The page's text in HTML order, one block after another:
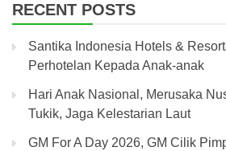
RECENT POSTS
Santika Indonesia Hotels &
Perhotelan Kepada Anak-anak
Hari Anak Nasional, Merusaka
Tukik, Jaga Kelestarian Laut
GM For A Day 2026, GM Cilik